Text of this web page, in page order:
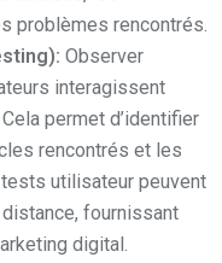
problèmes rencontrés.
Observer
interagissent
permet d’identifier
rencontrés et les
utilisateur peuvent
fournissant
digital.